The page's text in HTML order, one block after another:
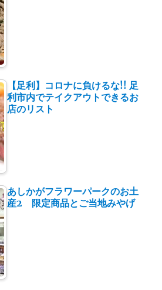
【足利】コロナに負けるな!! 足
利市内でテイクアウトできるお
店のリスト
あしかがフラワーパークのお土
産2 限定商品とご当地みやげ